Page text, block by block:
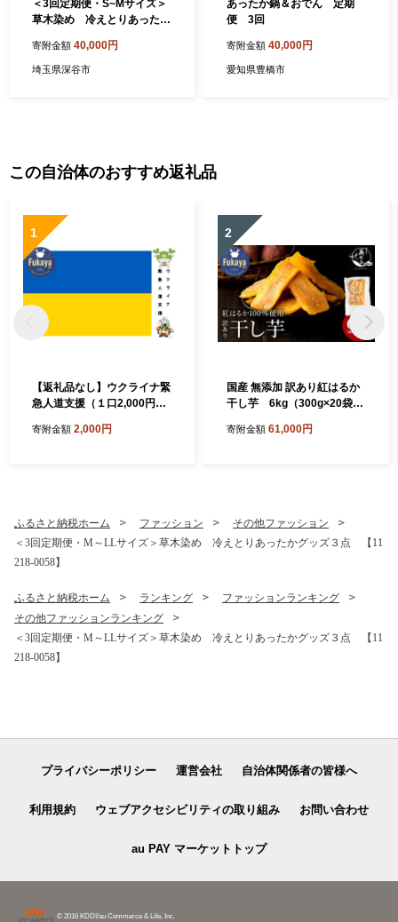
＜3回定期便・S~Mサイズ＞
草木染め 冷えとりあったか
8】
寄附金額 40,000円
埼玉県深谷市
あったか鍋＆おでん 定期
便 3回
寄附金額 40,000円
愛知県豊橋市
この自治体のおすすめ返礼品
1
【返礼品なし】ウクライナ緊
急人道支援（１口2,000円よ
寄附金額 2,000円
2
国産 無添加 訳あり紅はるか
干し芋 6kg（300g×20袋）
寄附金額 61,000円
ふるさと納税ホーム ファッション
その他ファッション
＜3回定期便・M～LLサイズ＞草木染め 冷えとりあったかグッズ３点 【11
218-0058】
ふるさと納税ホーム ランキング
ファッションランキング
その他ファッションランキング
＜3回定期便・M～LLサイズ＞草木染め 冷えとりあったかグッズ３点 【11
218-0058】
プライバシーポリシー 運営会社 自治体関係者の皆様へ
利用規約 ウェブアクセシビリティの取り組み お問い合わせ
au PAY マーケットトップ
© 2016 KDDI/au Commerce & Life, Inc.